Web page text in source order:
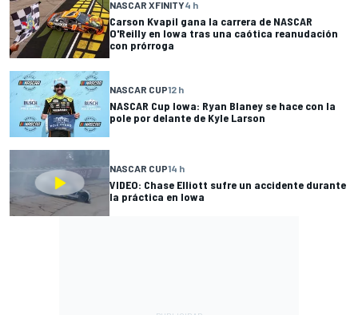
NASCAR XFINITY4 h
Carson Kvapil gana la carrera de NASCAR
O'Reilly en Iowa tras una caótica reanudación
con prórroga
NASCAR CUP12 h
NASCAR Cup Iowa: Ryan Blaney se hace con la
pole por delante de Kyle Larson
NASCAR CUP14 h
VIDEO: Chase Elliott sufre un accidente durante
la práctica en Iowa